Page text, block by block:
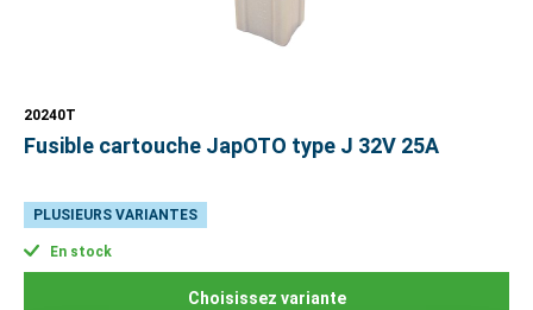
20240T
Fusible cartouche JapOTO type J 32V 25A
PLUSIEURS VARIANTES
En stock
Choisissez variante